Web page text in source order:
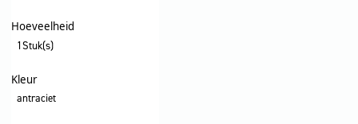
Hoeveelheid
1Stuk(s)
Kleur
antraciet